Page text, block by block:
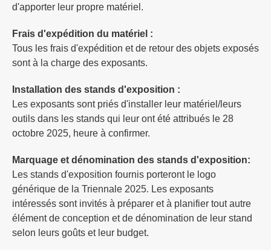
d'apporter leur propre matériel.
Frais d'expédition du matériel :
Tous les frais d'expédition et de retour des objets exposés
sont à la charge des exposants.
Installation des stands d'exposition :
Les exposants sont priés d'installer leur matériel/leurs
outils dans les stands qui leur ont été attribués le 28
octobre 2025, heure à confirmer.
Marquage et dénomination des stands d'exposition:
Les stands d'exposition fournis porteront le logo
générique de la Triennale 2025. Les exposants
intéressés sont invités à préparer et à planifier tout autre
élément de conception et de dénomination de leur stand
selon leurs goûts et leur budget.